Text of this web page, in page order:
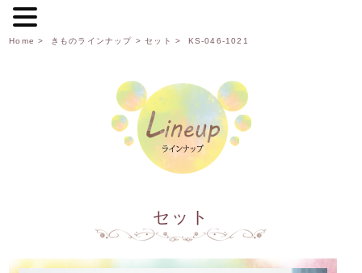
Home > きものラインナップ >セット > KS-046-1021
セット